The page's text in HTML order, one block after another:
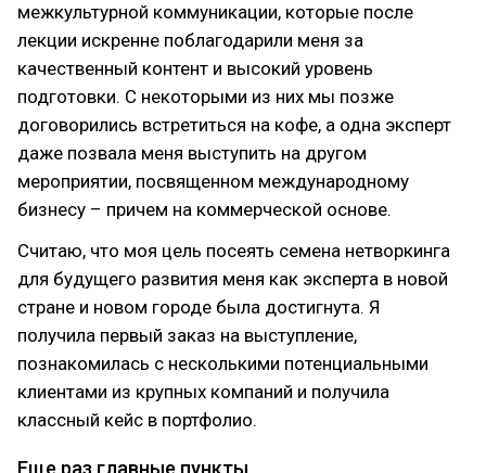
межкультурной коммуникации, которые после
лекции искренне поблагодарили меня за
качественный контент и высокий уровень
подготовки. С некоторыми из них мы позже
договорились встретиться на кофе, а одна эксперт
даже позвала меня выступить на другом
мероприятии, посвященном международному
бизнесу – причем на коммерческой основе.
Считаю, что моя цель посеять семена нетворкинга
для будущего развития меня как эксперта в новой
стране и новом городе была достигнута. Я
получила первый заказ на выступление,
познакомилась с несколькими потенциальными
клиентами из крупных компаний и получила
классный кейс в портфолио.
Еще раз главные пункты